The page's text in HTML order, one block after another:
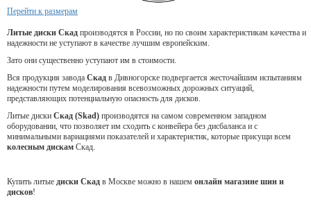
Перейти к размерам
Литые диски Скад производятся в России, но по своим характеристикам качества и
надежности не уступают в качестве лучшим европейским.
Зато они существенно уступают им в стоимости.
Вся продукция завода Скад в Дивногорске подвергается жесточайшим испытаниям
надежности путем моделирования всевозможных дорожных ситуаций,
представляющих потенциальную опасность для дисков.
Литые диски Скад (Skad) производятся на самом современном западном
оборудовании, что позволяет им сходить с конвейера без дисбаланса и с
минимальными вариациями показателей и характеристик, которые присущи всем
колесным дискам Скад.
Купить литые диски Скад в Москве можно в нашем онлайн магазине шин и
дисков!